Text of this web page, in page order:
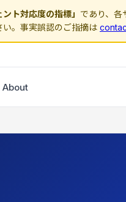
ント対応度の指標」 であり、各
。事実誤認のご指摘は
About